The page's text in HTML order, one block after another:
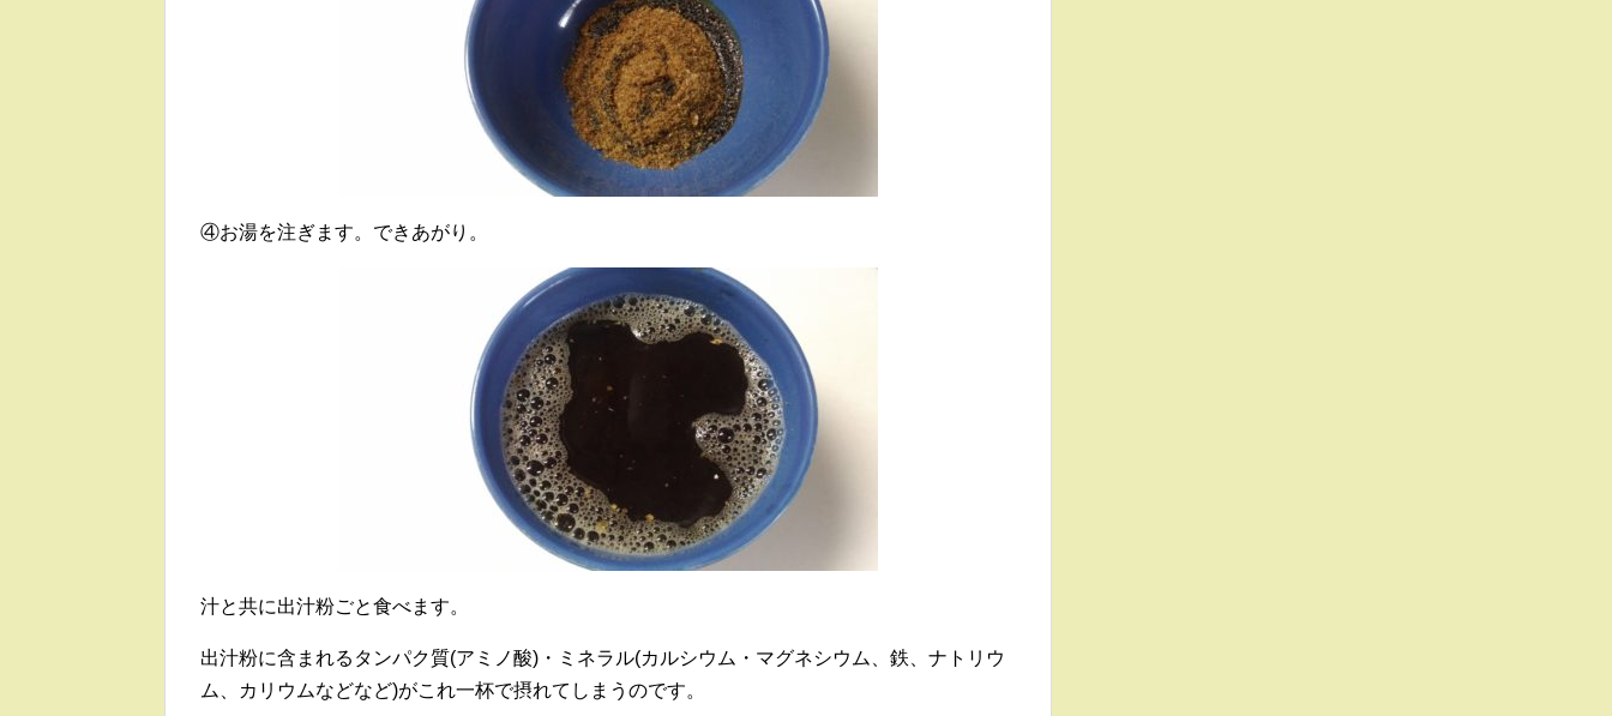
④お湯を注ぎます。できあがり。
汁と共に出汁粉ごと食べます。
出汁粉に含まれるタンパク質(アミノ酸)・ミネラル(カルシウム・マグネシウム、鉄、ナトリウ
ム、カリウムなどなど)がこれ一杯で摂れてしまうのです。